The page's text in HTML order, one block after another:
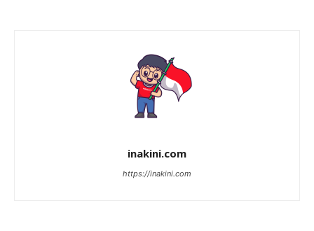
inakini.com
https://inakini.com